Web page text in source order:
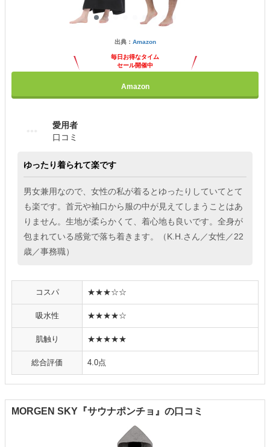
出典： Amazon
毎日お得なタイム
セール開催中
Amazon
愛用者
口コミ
ゆったり着られて楽です
男女兼用なので、女性の私が着るとゆったりしていてとて
も楽です。首元や袖口から服の中が見えてしまうことはあ
りません。生地が柔らかくて、着心地も良いです。全身が
包まれている感覚で落ち着きます。（K.H.さん／女性／22
歳／事務職）
コスパ ★★★☆☆
吸水性 ★★★★☆
肌触り ★★★★★
総合評価 4.0点
MORGEN SKY『サウナポンチョ』の口コミ